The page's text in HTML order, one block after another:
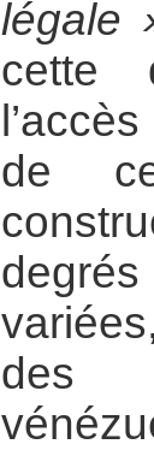
légale
cette
de
des